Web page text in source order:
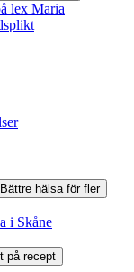
lex Maria
Bättre hälsa för fler
i Skåne
på recept